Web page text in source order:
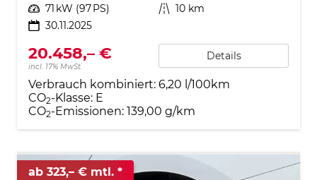
Leistung 71 kW (97 PS) Kilometerstand 10 km
30.11.2025
20.458,– €
incl. 17% MwSt.
Details
Verbrauch kombiniert: 6,20 l/100km
CO2-Klasse: E
CO2-Emissionen: 139,00 g/km
ab 323,– € mtl.